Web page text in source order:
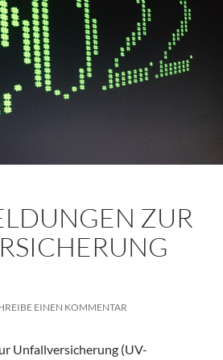
ZUR
EINEN KOMMENTAR
Unfallversicherung (UV-